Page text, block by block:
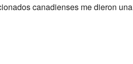
canadienses me dieron una